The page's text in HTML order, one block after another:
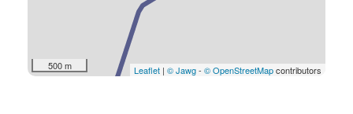
500 m Leaflet | © Jawg- © OpenStreetMapcontributors